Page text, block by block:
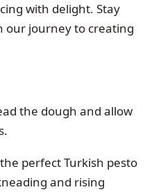
with delight. Stay
our journey to creating
the dough and allow
perfect Turkish pesto
and rising